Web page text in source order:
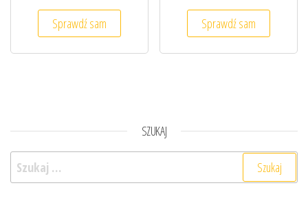
Sprawdź sam Sprawdź sam
SZUKAJ
Szukaj: